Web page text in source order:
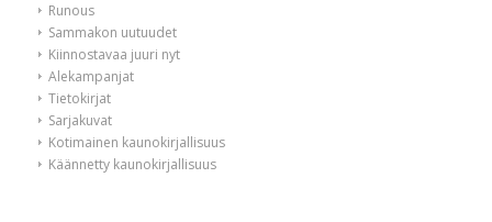
Runous
Sammakon uutuudet
Kiinnostavaa juuri nyt
Alekampanjat
Tietokirjat
Sarjakuvat
Kotimainen kaunokirjallisuus
Käännetty kaunokirjallisuus